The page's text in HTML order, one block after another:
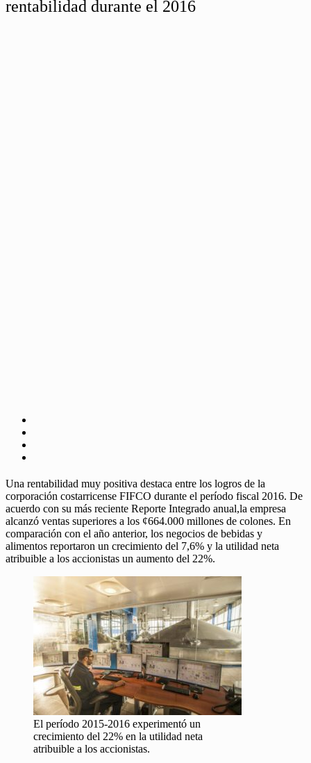
rentabilidad durante el 2016
Una rentabilidad muy positiva destaca entre los logros de la
corporación costarricense FIFCO durante el período fiscal 2016. De
acuerdo con su más reciente Reporte Integrado anual,la empresa
alcanzó ventas superiores a los ¢664.000 millones de colones. En
comparación con el año anterior, los negocios de bebidas y
alimentos reportaron un crecimiento del 7,6% y la utilidad neta
atribuible a los accionistas un aumento del 22%.
El período 2015-2016 experimentó un
crecimiento del 22% en la utilidad neta
atribuible a los accionistas.